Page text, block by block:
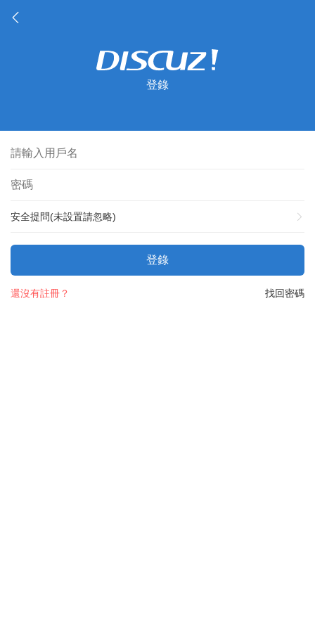
登錄
安全提問(未設置請忽略)
登錄
找回密碼
還沒有註冊？